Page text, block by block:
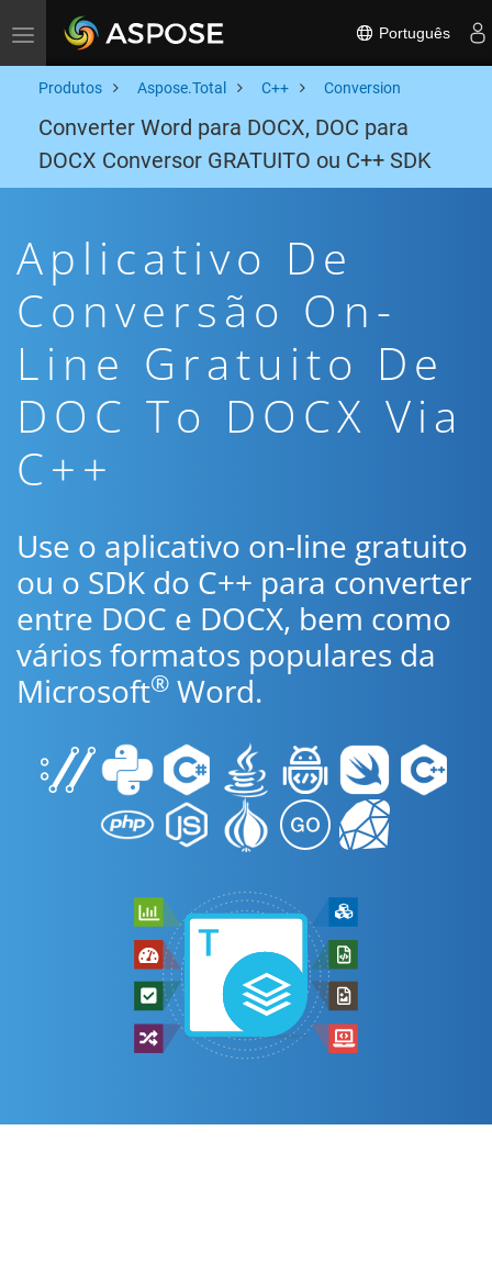
Toggle navigation Português
Produtos Aspose.Total C++ Conversion
Converter Word para DOCX, DOC para
DOCX Conversor GRATUITO ou C++ SDK
Aplicativo De
Conversão On-
Line Gratuito De
DOC To DOCX Via
C++
Use o aplicativo on-line gratuito
ou o SDK do C++ para converter
entre DOC e DOCX, bem como
vários formatos populares da
Microsoft® Word.